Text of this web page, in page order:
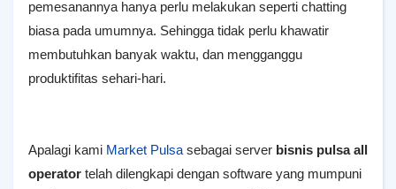
pemesanannya hanya perlu melakukan seperti chatting
biasa pada umumnya. Sehingga tidak perlu khawatir
membutuhkan banyak waktu, dan mengganggu
produktifitas sehari-hari.
Apalagi kami Market Pulsa sebagai server bisnis pulsa all
operator telah dilengkapi dengan software yang mumpuni